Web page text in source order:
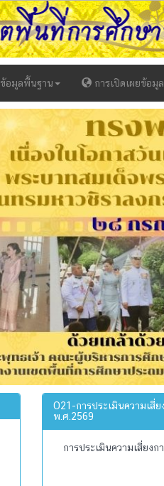
ข้อมูลพื้นฐาน การเปิดเผยข้อมูล
O21-การประเมินความเสี่
พ.ศ.2569
การประเมินความเสี่ยง